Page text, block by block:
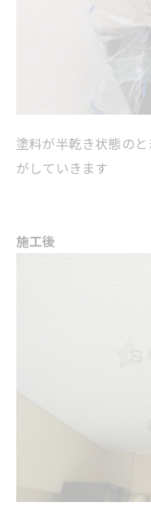
塗料が半乾き状態の
がしていきます
施工後